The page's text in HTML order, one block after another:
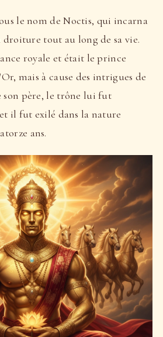
le nom de Noctis, qui incarna
droiture tout au long de sa vie.
royale et était le prince
mais à cause des intrigues de
son père, le trône lui fut
il fut exilé dans la nature
ans.